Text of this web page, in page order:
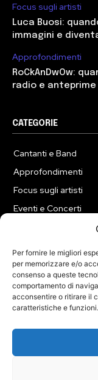
Per fornire le migliori
per memorizzare e/o
consenso a queste
comportamento di
acconsentire o ritirare il
caratteristiche e funzioni.
Focus sugli artisti
Luca Buosi:
immagini e
Approfondimenti
RoCkAnDwOw:
radio e
CATEGORIE
Cantanti e Band
Approfondimenti
Focus sugli artisti
Eventi e Concerti
COOKIE POLICY
Sede legale in Via